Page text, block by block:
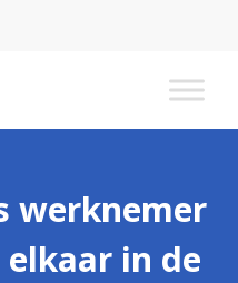
werknemer
in de